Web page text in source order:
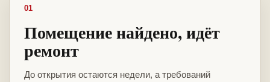
01
Помещение найдено, идёт
ремонт
До открытия остаются недели, а требований